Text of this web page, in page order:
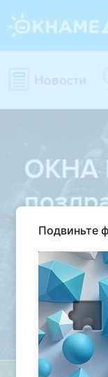
Подвиньте